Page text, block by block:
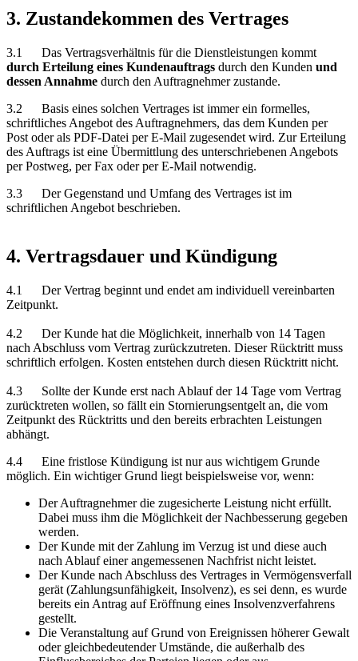
3. Zustandekommen des Vertrages
3.1 Das Vertragsverhältnis für die Dienstleistungen kommt
durch Erteilung eines Kundenauftrags durch den Kunden und
dessen Annahme durch den Auftragnehmer zustande.
3.2 Basis eines solchen Vertrages ist immer ein formelles,
schriftliches Angebot des Auftragnehmers, das dem Kunden per
Post oder als PDF-Datei per E-Mail zugesendet wird. Zur Erteilung
des Auftrags ist eine Übermittlung des unterschriebenen Angebots
per Postweg, per Fax oder per E-Mail notwendig.
3.3 Der Gegenstand und Umfang des Vertrages ist im
schriftlichen Angebot beschrieben.
4. Vertragsdauer und Kündigung
4.1 Der Vertrag beginnt und endet am individuell vereinbarten
Zeitpunkt.
4.2 Der Kunde hat die Möglichkeit, innerhalb von 14 Tagen
nach Abschluss vom Vertrag zurückzutreten. Dieser Rücktritt muss
schriftlich erfolgen. Kosten entstehen durch diesen Rücktritt nicht.
4.3 Sollte der Kunde erst nach Ablauf der 14 Tage vom Vertrag
zurücktreten wollen, so fällt ein Stornierungsentgelt an, die vom
Zeitpunkt des Rücktritts und den bereits erbrachten Leistungen
abhängt.
4.4 Eine fristlose Kündigung ist nur aus wichtigem Grunde
möglich. Ein wichtiger Grund liegt beispielsweise vor, wenn:
Der Auftragnehmer die zugesicherte Leistung nicht erfüllt.
Dabei muss ihm die Möglichkeit der Nachbesserung gegeben
werden.
Der Kunde mit der Zahlung im Verzug ist und diese auch
nach Ablauf einer angemessenen Nachfrist nicht leistet.
Der Kunde nach Abschluss des Vertrages in Vermögensverfall
gerät (Zahlungsunfähigkeit, Insolvenz), es sei denn, es wurde
bereits ein Antrag auf Eröffnung eines Insolvenzverfahrens
gestellt.
Die Veranstaltung auf Grund von Ereignissen höherer Gewalt
oder gleichbedeutender Umstände, die außerhalb des